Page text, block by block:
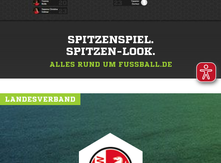
SPITZENSPIEL.
SPITZEN-LOOK.
ALLES RUND UM FUSSBALL.DE
LANDESVERBAND